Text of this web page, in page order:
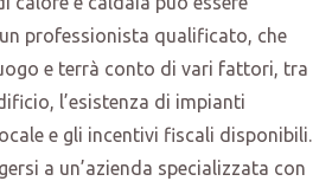
professionista qualificato, che
e terrà conto di vari fattori, tra
l’esistenza di impianti
e gli incentivi fiscali disponibili.
a un’azienda specializzata con